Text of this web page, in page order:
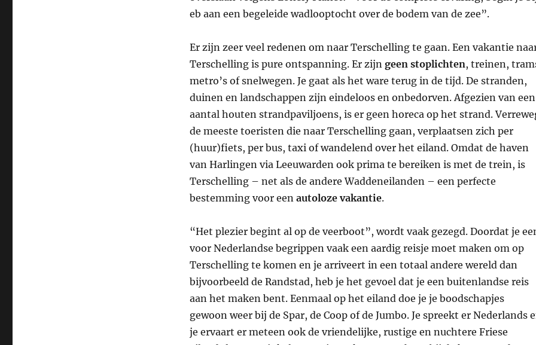
eb aan een begeleide wadlooptocht over de bodem van de zee”.
Er zijn zeer veel redenen om naar Terschelling te gaan. Een vakantie
Terschelling is pure ontspanning. Er zijn geen stoplichten, treinen,
metro’s of snelwegen. Je gaat als het ware terug in de tijd. De stranden,
duinen en landschappen zijn eindeloos en onbedorven. Afgezien van een
aantal houten strandpaviljoens, is er geen horeca op het strand.
de meeste toeristen die naar Terschelling gaan, verplaatsen zich per
(huur)fiets, per bus, taxi of wandelend over het eiland. Omdat de haven
van Harlingen via Leeuwarden ook prima te bereiken is met de trein, is
Terschelling – net als de andere Waddeneilanden – een perfecte
bestemming voor een autoloze vakantie.
“Het plezier begint al op de veerboot”, wordt vaak gezegd. Doordat je
voor Nederlandse begrippen vaak een aardig reisje moet maken om op
Terschelling te komen en je arriveert in een totaal andere wereld dan
bijvoorbeeld de Randstad, heb je het gevoel dat je een buitenlandse reis
aan het maken bent. Eenmaal op het eiland doe je je boodschapjes
gewoon weer bij de Spar, de Coop of de Jumbo. Je spreekt er Nederlands
je ervaart er meteen ook de vriendelijke, rustige en nuchtere Friese